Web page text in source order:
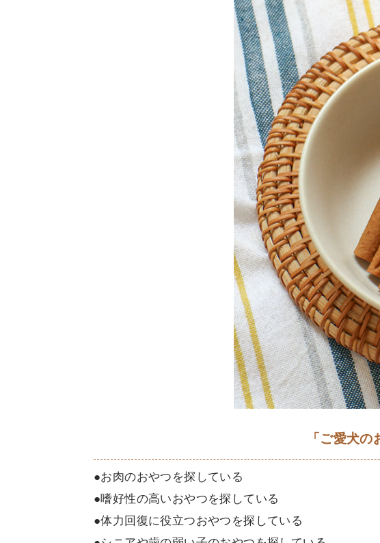
「ご愛犬
●お肉のおやつを探している
●嗜好性の高いおやつを探している
●体力回復に役立つおやつを探している